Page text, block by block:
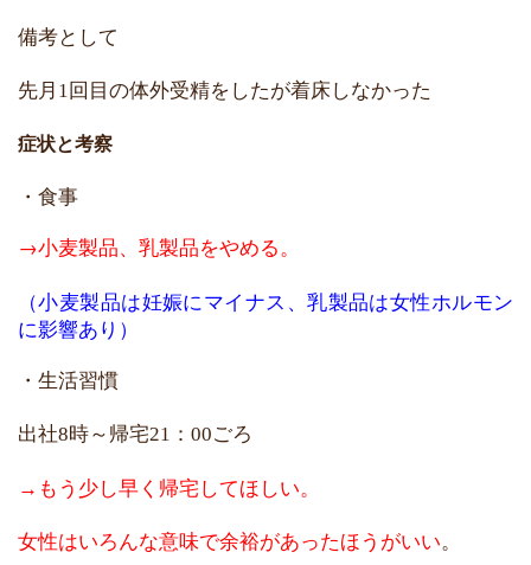
備考として
先月 1回目の体外受精をしたが着床しなかった
症状と考察
・食事
→小麦製品、乳製品をやめる。
（小麦製品は妊娠にマイナス、乳製品は女性ホルモン
に影響あり）
・生活習慣
出社8時～帰宅21 ： 00ごろ
→もう少し早く帰宅してほしい。
女性はいろんな意味で余裕があったほうがいい。